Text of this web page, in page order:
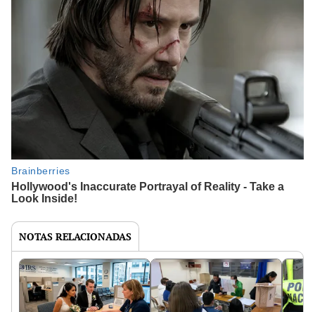
NOTAS RELACIONADAS